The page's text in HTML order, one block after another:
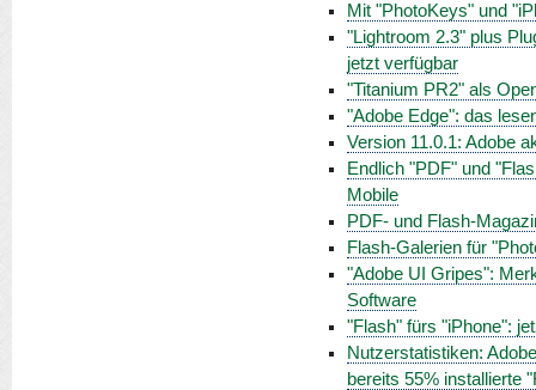
Mit "PhotoKeys" und
"Lightroom 2.3" plus
jetzt verfügbar
"Titanium PR2" als
"Adobe Edge": das
Version 11.0.1: Adobe
Endlich "PDF" und
Mobile
PDF- und Flash-
Flash-Galerien für
"Adobe UI Gripes":
Software
"Flash" fürs "iPhone":
Nutzerstatistiken:
bereits 55% installierte